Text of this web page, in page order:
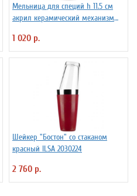
Мельница для специй h 11.5 см
акрил керамический механизм
1 020 р.
Шейкер "Бостон" со стаканом
красный ILSA 2030224
2 760 р.